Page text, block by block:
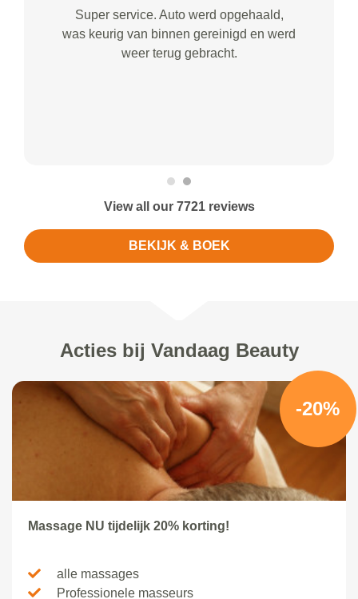
Super service. Auto werd opgehaald,
was keurig van binnen gereinigd en werd
weer terug gebracht.
View all our 7721 reviews
BEKIJK & BOEK
Acties bij Vandaag Beauty
-20%
Massage NU tijdelijk 20% korting!
alle massages
Professionele masseurs